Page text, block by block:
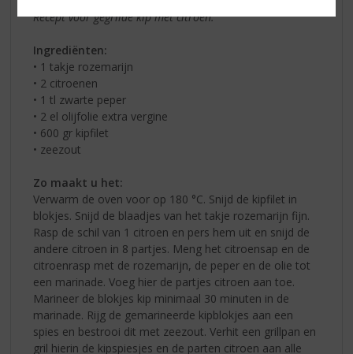
Recept voor gegrilde kip met citroen:
Ingrediënten:
• 1 takje rozemarijn
• 2 citroenen
• 1 tl zwarte peper
• 2 el olijfolie extra vergine
• 600 gr kipfilet
• zeezout
Zo maakt u het:
Verwarm de oven voor op 180 °C. Snijd de kipfilet in
blokjes. Snijd de blaadjes van het takje rozemarijn fijn.
Rasp de schil van 1 citroen en pers hem uit en snijd de
andere citroen in 8 partjes. Meng het citroensap en de
citroenrasp met de rozemarijn, de peper en de olie tot
een marinade. Voeg hier de partjes citroen aan toe.
Marineer de blokjes kip minimaal 30 minuten in de
marinade. Rijg de gemarineerde kipblokjes aan een
spies en bestrooi dit met zeezout. Verhit een grillpan en
gril hierin de kipspiesjes en de parten citroen aan alle